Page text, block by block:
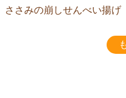
ささみの崩しせんべい揚げ